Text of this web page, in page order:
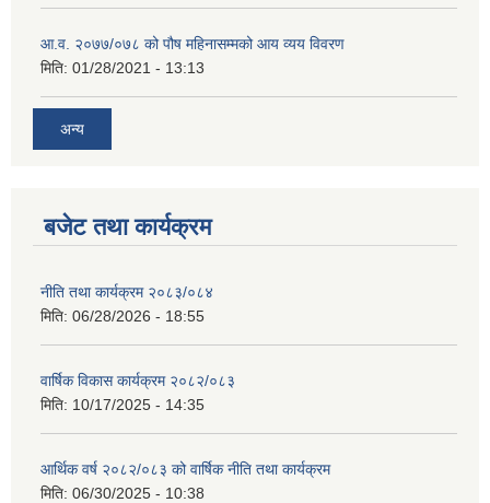
आ.व. २०७७/०७८ को पौष महिनासम्मको आय व्यय विवरण
मिति: 01/28/2021 - 13:13
अन्य
बजेट तथा कार्यक्रम
नीति तथा कार्यक्रम २०८३/०८४
मिति: 06/28/2026 - 18:55
वार्षिक विकास कार्यक्रम २०८२/०८३
मिति: 10/17/2025 - 14:35
आर्थिक वर्ष २०८२/०८३ को वार्षिक नीति तथा कार्यक्रम
मिति: 06/30/2025 - 10:38